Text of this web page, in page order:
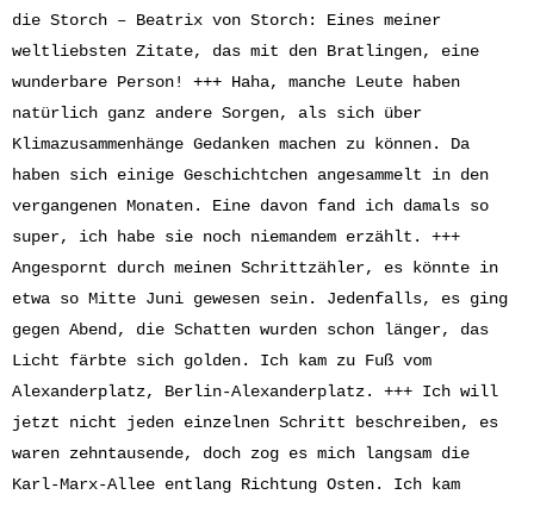
die Storch – Beatrix von Storch: Eines meiner
weltliebsten Zitate, das mit den Bratlingen, eine
wunderbare Person! +++ Haha, manche Leute haben
natürlich ganz andere Sorgen, als sich über
Klimazusammenhänge Gedanken machen zu können. Da
haben sich einige Geschichtchen angesammelt in den
vergangenen Monaten. Eine davon fand ich damals so
super, ich habe sie noch niemandem erzählt. +++
Angespornt durch meinen Schrittzähler, es könnte in
etwa so Mitte Juni gewesen sein. Jedenfalls, es ging
gegen Abend, die Schatten wurden schon länger, das
Licht färbte sich golden. Ich kam zu Fuß vom
Alexanderplatz, Berlin-Alexanderplatz. +++ Ich will
jetzt nicht jeden einzelnen Schritt beschreiben, es
waren zehntausende, doch zog es mich langsam die
Karl-Marx-Allee entlang Richtung Osten. Ich kam